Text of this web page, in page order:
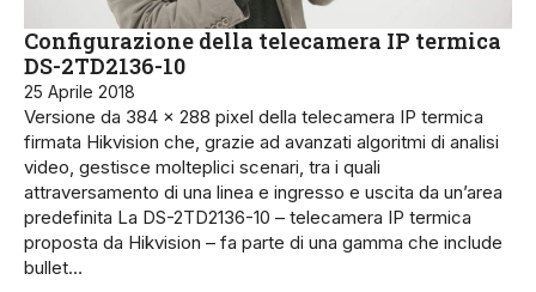
Configurazione della telecamera IP termica
DS-2TD2136-10
25 Aprile 2018
Versione da 384 x 288 pixel della telecamera IP termica
firmata Hikvision che, grazie ad avanzati algoritmi di analisi
video, gestisce molteplici scenari, tra i quali
attraversamento di una linea e ingresso e uscita da un’area
predefinita La DS-2TD2136-10 – telecamera IP termica
proposta da Hikvision – fa parte di una gamma che include
bullet…